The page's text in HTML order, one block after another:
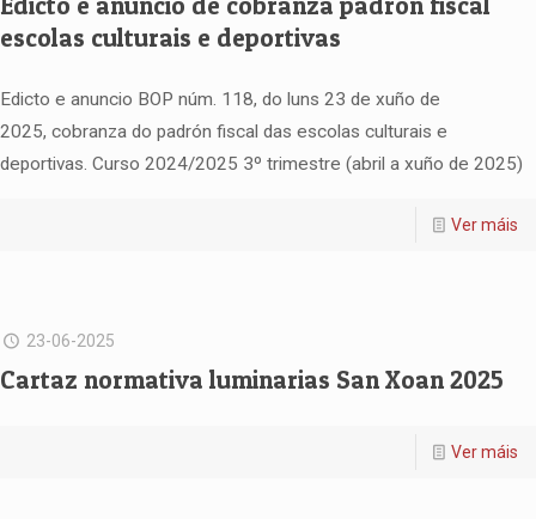
escolas culturais e deportivas
Edicto e anuncio BOP núm. 118, do luns 23 de xuño de
2025, cobranza do padrón fiscal das escolas culturais e
deportivas. Curso 2024/2025 3º trimestre (abril a xuño de 2025)
Ver máis
23-06-2025
Cartaz normativa luminarias San Xoan 2025
Ver máis